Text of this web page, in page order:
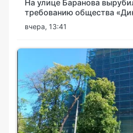
На улице Баранова
требованию общества
вчера, 13:41